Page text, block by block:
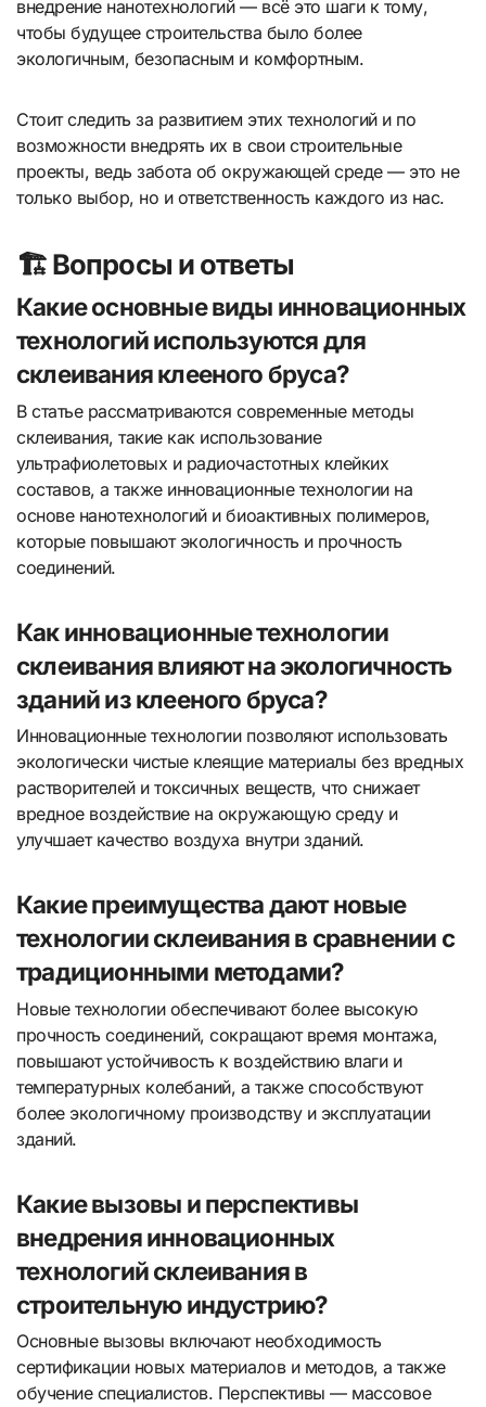
внедрение нанотехнологий — всё это шаги к тому,
чтобы будущее строительства было более
экологичным, безопасным и комфортным.
Стоит следить за развитием этих технологий и по
возможности внедрять их в свои строительные
проекты, ведь забота об окружающей среде — это не
только выбор, но и ответственность каждого из нас.
🏗️ Вопросы и ответы
Какие основные виды инновационных
технологий используются для
склеивания клееного бруса?
В статье рассматриваются современные методы
склеивания, такие как использование
ультрафиолетовых и радиочастотных клейких
составов, а также инновационные технологии на
основе нанотехнологий и биоактивных полимеров,
которые повышают экологичность и прочность
соединений.
Как инновационные технологии
склеивания влияют на экологичность
зданий из клееного бруса?
Инновационные технологии позволяют использовать
экологически чистые клеящие материалы без вредных
растворителей и токсичных веществ, что снижает
вредное воздействие на окружающую среду и
улучшает качество воздуха внутри зданий.
Какие преимущества дают новые
технологии склеивания в сравнении с
традиционными методами?
Новые технологии обеспечивают более высокую
прочность соединений, сокращают время монтажа,
повышают устойчивость к воздействию влаги и
температурных колебаний, а также способствуют
более экологичному производству и эксплуатации
зданий.
Какие вызовы и перспективы
внедрения инновационных
технологий склеивания в
строительную индустрию?
Основные вызовы включают необходимость
сертификации новых материалов и методов, а также
обучение специалистов. Перспективы — массовое